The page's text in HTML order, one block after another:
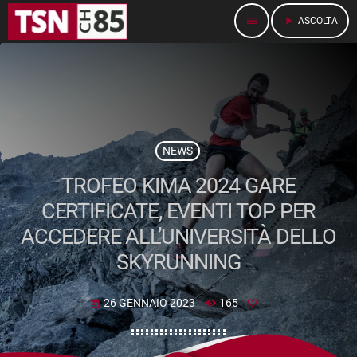
menu play_arrow ASCOLTA
NEWS
TROFEO KIMA 2024 GARE
CERTIFICATE, EVENTI TOP PER
ACCEDERE ALL’UNIVERSITÀ DELLO
SKYRUNNING
today 26 GENNAIO 2023 165